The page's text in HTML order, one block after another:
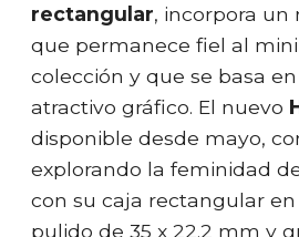
rectangular, incorpora un
que permanece fiel al
colección y que se basa
atractivo gráfico. El nuevo
disponible desde mayo,
explorando la feminidad
con su caja rectangular
pulido de 35 x 22.2 mm y